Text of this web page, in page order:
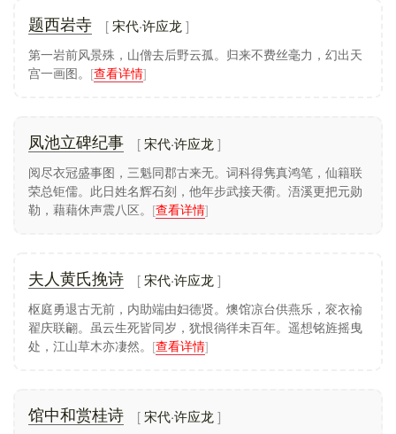
题西岩寺 宋代·许应龙
第一岩前风景殊，山僧去后野云孤。归来不费丝毫力，幻出天
宫一画图。 [查看详情]
凤池立碑纪事 宋代·许应龙
阅尽衣冠盛事图，三魁同郡古来无。词科得隽真鸿笔，仙籍联
荣总钜儒。此日姓名辉石刻，他年步武接天衢。浯溪更把元勋
勒，藉藉休声震八区。 [查看详情]
夫人黄氏挽诗 宋代·许应龙
枢庭勇退古无前，内助端由妇德贤。燠馆凉台供燕乐，衮衣褕
翟庆联翩。虽云生死皆同岁，犹恨徜徉未百年。遥想铭旌摇曳
处，江山草木亦凄然。 [查看详情]
馆中和赏桂诗 宋代·许应龙